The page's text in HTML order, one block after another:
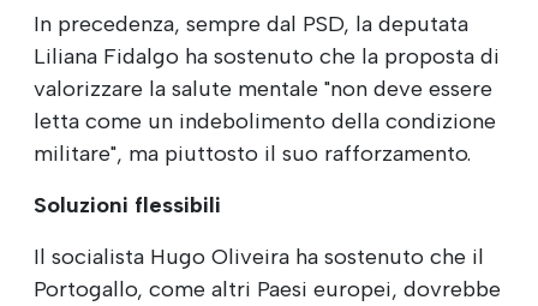
In precedenza, sempre dal PSD, la deputata
Liliana Fidalgo ha sostenuto che la proposta di
valorizzare la salute mentale "non deve essere
letta come un indebolimento della condizione
militare", ma piuttosto il suo rafforzamento.
Soluzioni flessibili
Il socialista Hugo Oliveira ha sostenuto che il
Portogallo, come altri Paesi europei, dovrebbe